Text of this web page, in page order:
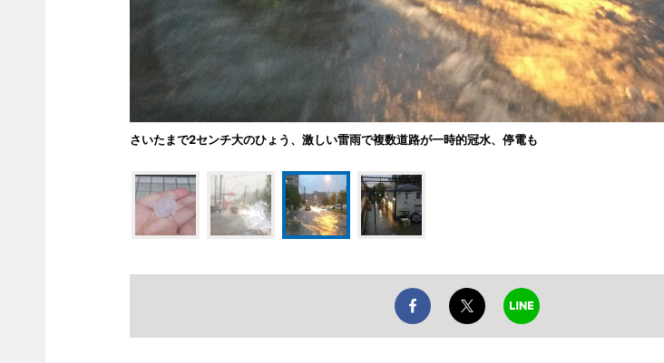
さいたまで2センチ大のひょう、激しい雷雨で複数道路が一時的冠水、停電も